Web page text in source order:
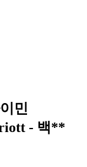
민
- 백**